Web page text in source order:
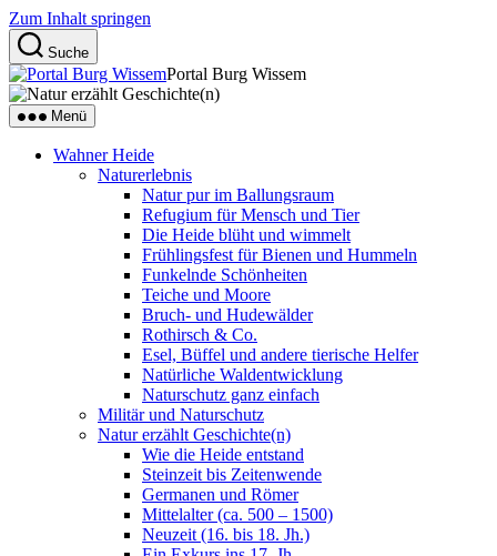
Zum Inhalt springen
Suche
Portal Burg Wissem
Menü
Wahner Heide
Naturerlebnis
Natur pur im Ballungsraum
Refugium für Mensch und Tier
Die Heide blüht und wimmelt
Frühlingsfest für Bienen und Hummeln
Funkelnde Schönheiten
Teiche und Moore
Bruch- und Hudewälder
Rothirsch & Co.
Esel, Büffel und andere tierische Helfer
Natürliche Waldentwicklung
Naturschutz ganz einfach
Militär und Naturschutz
Natur erzählt Geschichte(n)
Wie die Heide entstand
Steinzeit bis Zeitenwende
Germanen und Römer
Mittelalter (ca. 500 – 1500)
Neuzeit (16. bis 18. Jh.)